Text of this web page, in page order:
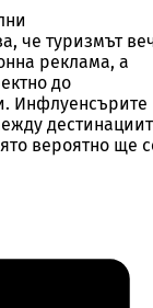
че туризмът
реклама, а
до
Инфлуенсърите
вероятно ще